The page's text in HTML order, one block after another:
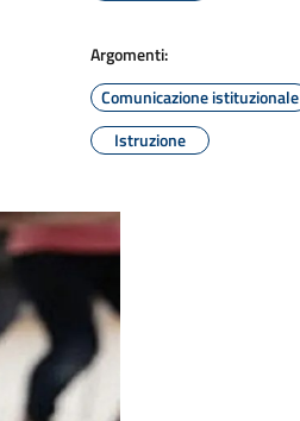
Argomenti:
Comunicazione istituzionale
Istruzione